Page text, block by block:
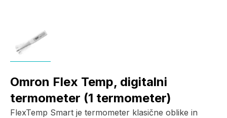
Omron Flex Temp, digitalni
termometer (1 termometer)
FlexTemp Smart je termometer klasične oblike in